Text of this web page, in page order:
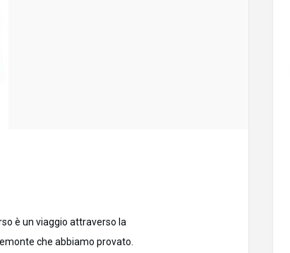
è un viaggio attraverso la
che abbiamo provato.